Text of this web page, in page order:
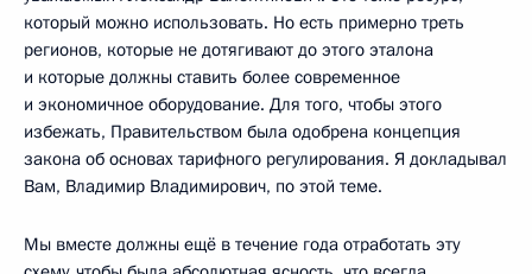
который можно использовать. Но есть примерно треть
регионов, которые не дотягивают до этого эталона
и которые должны ставить более современное
и экономичное оборудование. Для того, чтобы этого
избежать, Правительством была одобрена концепция
закона об основах тарифного регулирования. Я докладывал
Вам, Владимир Владимирович, по этой теме.
Мы вместе должны ещё в течение года отработать эту